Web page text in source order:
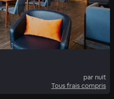
par nuit
Tous frais compris